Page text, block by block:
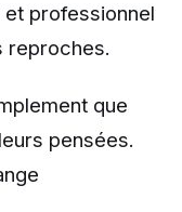
professionnel
reproches.
que
pensées.